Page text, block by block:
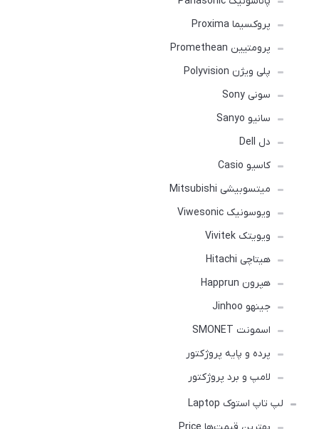
پروکسیما Proxima
پرومتیین Promethean
پلی ویژن Polyvision
سونی Sony
سانیو Sanyo
دل Dell
کاسیو Casio
میتسوبیشی Mitsubishi
ویوسونیک Viwesonic
ویویتک Vivitek
هیتاچی Hitachi
هپرون Happrun
جینهو Jinhoo
اسمونت SMONET
پرده و پایه پروژکتور
لامپ و برد پروژکتور
لپ تاپ استوک Laptop